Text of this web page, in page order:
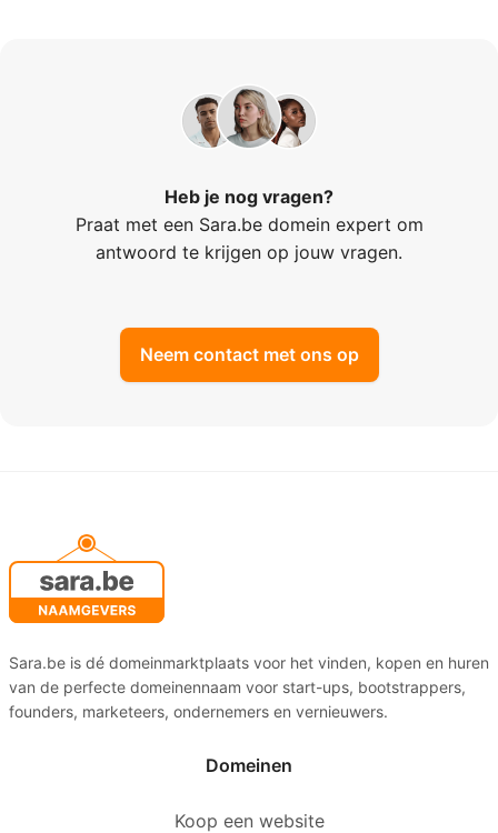
Heb je nog vragen?
Praat met een Sara.be domein expert om
antwoord te krijgen op jouw vragen.
Neem contact met ons op
Sara.be is dé domeinmarktplaats voor het vinden, kopen en huren
van de perfecte domeinennaam voor start-ups, bootstrappers,
founders, marketeers, ondernemers en vernieuwers.
Domeinen
Koop een website